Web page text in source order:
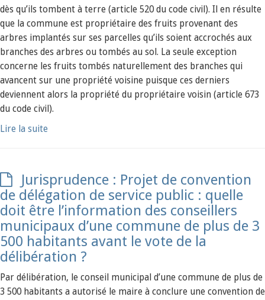
dès qu’ils tombent à terre (article 520 du code civil). Il en résulte
que la commune est propriétaire des fruits provenant des
arbres implantés sur ses parcelles qu’ils soient accrochés aux
branches des arbres ou tombés au sol. La seule exception
concerne les fruits tombés naturellement des branches qui
avancent sur une propriété voisine puisque ces derniers
deviennent alors la propriété du propriétaire voisin (article 673
du code civil).
Lire la suite
Jurisprudence : Projet de convention
de délégation de service public : quelle
doit être l’information des conseillers
municipaux d’une commune de plus de 3
500 habitants avant le vote de la
délibération ?
Par délibération, le conseil municipal d’une commune de plus de
3 500 habitants a autorisé le maire à conclure une convention de